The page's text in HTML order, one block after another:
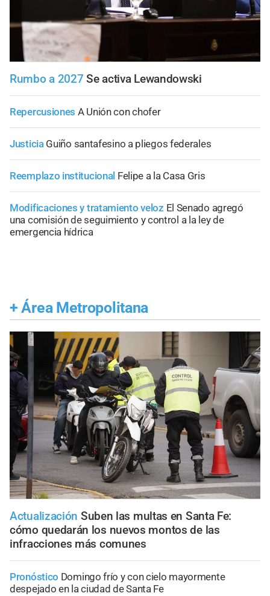
Rumbo a 2027 Se activa Lewandowski
Repercusiones A Unión con chofer
Justicia Guiño santafesino a pliegos federales
Reemplazo institucional Felipe a la Casa Gris
Modificaciones y tratamiento veloz El Senado agregó
una comisión de seguimiento y control a la ley de
emergencia hídrica
+ Área Metropolitana
Actualización Suben las multas en Santa Fe:
cómo quedarán los nuevos montos de las
infracciones más comunes
Pronóstico Domingo frío y con cielo mayormente
despejado en la ciudad de Santa Fe